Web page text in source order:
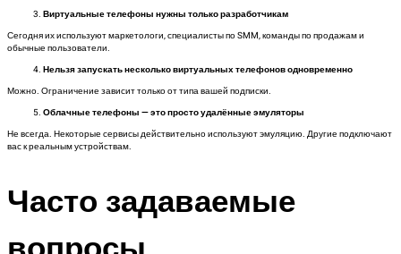
Виртуальные телефоны нужны только разработчикам
Сегодня их используют маркетологи, специалисты по SMM, команды по продажам и
обычные пользователи.
Нельзя запускать несколько виртуальных телефонов одновременно
Можно. Ограничение зависит только от типа вашей подписки.
Облачные телефоны — это просто удалённые эмуляторы
Не всегда. Некоторые сервисы действительно используют эмуляцию. Другие подключают
вас к реальным устройствам.
Часто задаваемые